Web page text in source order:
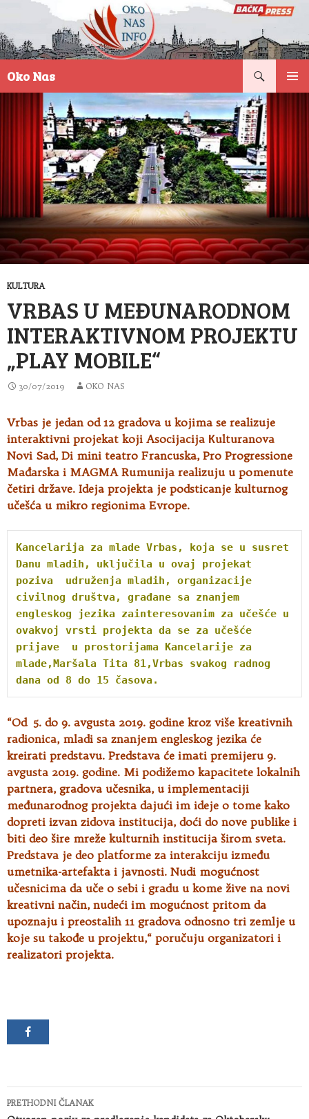
Oko Nas
SADRŽAJ
KULTURA
VRBAS U MEĐUNARODNOM
INTERAKTIVNOM PROJEKTU
„PLAY MOBILE“
30/07/2019 OKO NAS
Vrbas je jedan od 12 gradova u kojima se realizuje
interaktivni projekat koji Asocijacija Кulturanova
Novi Sad, Di mini teatro Francuska, Pro Progressione
Mađarska i MAGMA Rumunija realizuju u pomenute
četiri države. Ideja projekta je podsticanje kulturnog
učešća u mikro regionima Evrope.
Kancelarija za mlade Vrbas, koja se u susret
Danu mladih, uključila u ovaj projekat
poziva  udruženja mladih, organizacije
civilnog društva, građane sa znanjem
engleskog jezika zainteresovanim za učešće u
ovakvoj vrsti projekta da se za učešće
prijave  u prostorijama Кancelarije za
mlade,Maršala Tita 81,Vrbas svakog radnog
dana od 8 do 15 časova.
“Od 5. do 9. avgusta 2019. godine kroz više kreativnih
radionica, mladi sa znanjem engleskog jezika će
kreirati predstavu. Predstava će imati premijeru 9.
avgusta 2019. godine. Mi podižemo kapacitete lokalnih
partnera, gradova učesnika, u implementaciji
međunarodnog projekta dajući im ideje o tome kako
dopreti izvan zidova institucija, doći do nove publike i
biti deo šire mreže kulturnih institucija širom sveta.
Predstava je deo platforme za interakciju između
umetnika-artefakta i javnosti. Nudi mogućnost
učesnicima da uče o sebi i gradu u kome žive na novi
kreativni način, nudeći im mogućnost pritom da
upoznaju i preostalih 11 gradova odnosno tri zemlje u
koje su takođe u projektu,“ poručuju organizatori i
realizatori projekta.
Kretanje
PRETHODNI ČLANAK